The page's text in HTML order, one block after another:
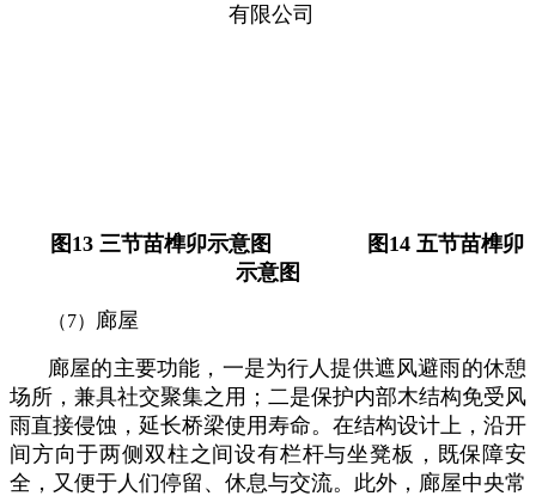
图 13 三节苗榫卯示意图 图 14 五节苗榫卯
示意图
（7）
廊屋
廊屋的主要功能，一是为行人提供遮风避雨的休憩
场所，兼具社交聚集之用；二是保护内部木结构免受风
雨直接侵蚀，延长桥梁使用寿命。在结构设计上，沿开
间方向于两侧双柱之间设有栏杆与坐凳板，既保障安
全，又便于人们停留、休息与交流。此外，廊屋中央常